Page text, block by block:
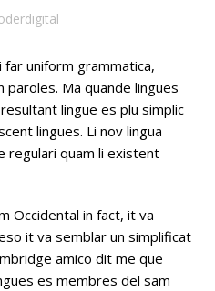
uniform grammatica,
paroles. Ma quande lingues
lingue es plu simplic
lingues. Li nov lingua
regulari quam li existent
Occidental in fact, it va
it va semblar un simplificat
amico dit me que
es membres del sam